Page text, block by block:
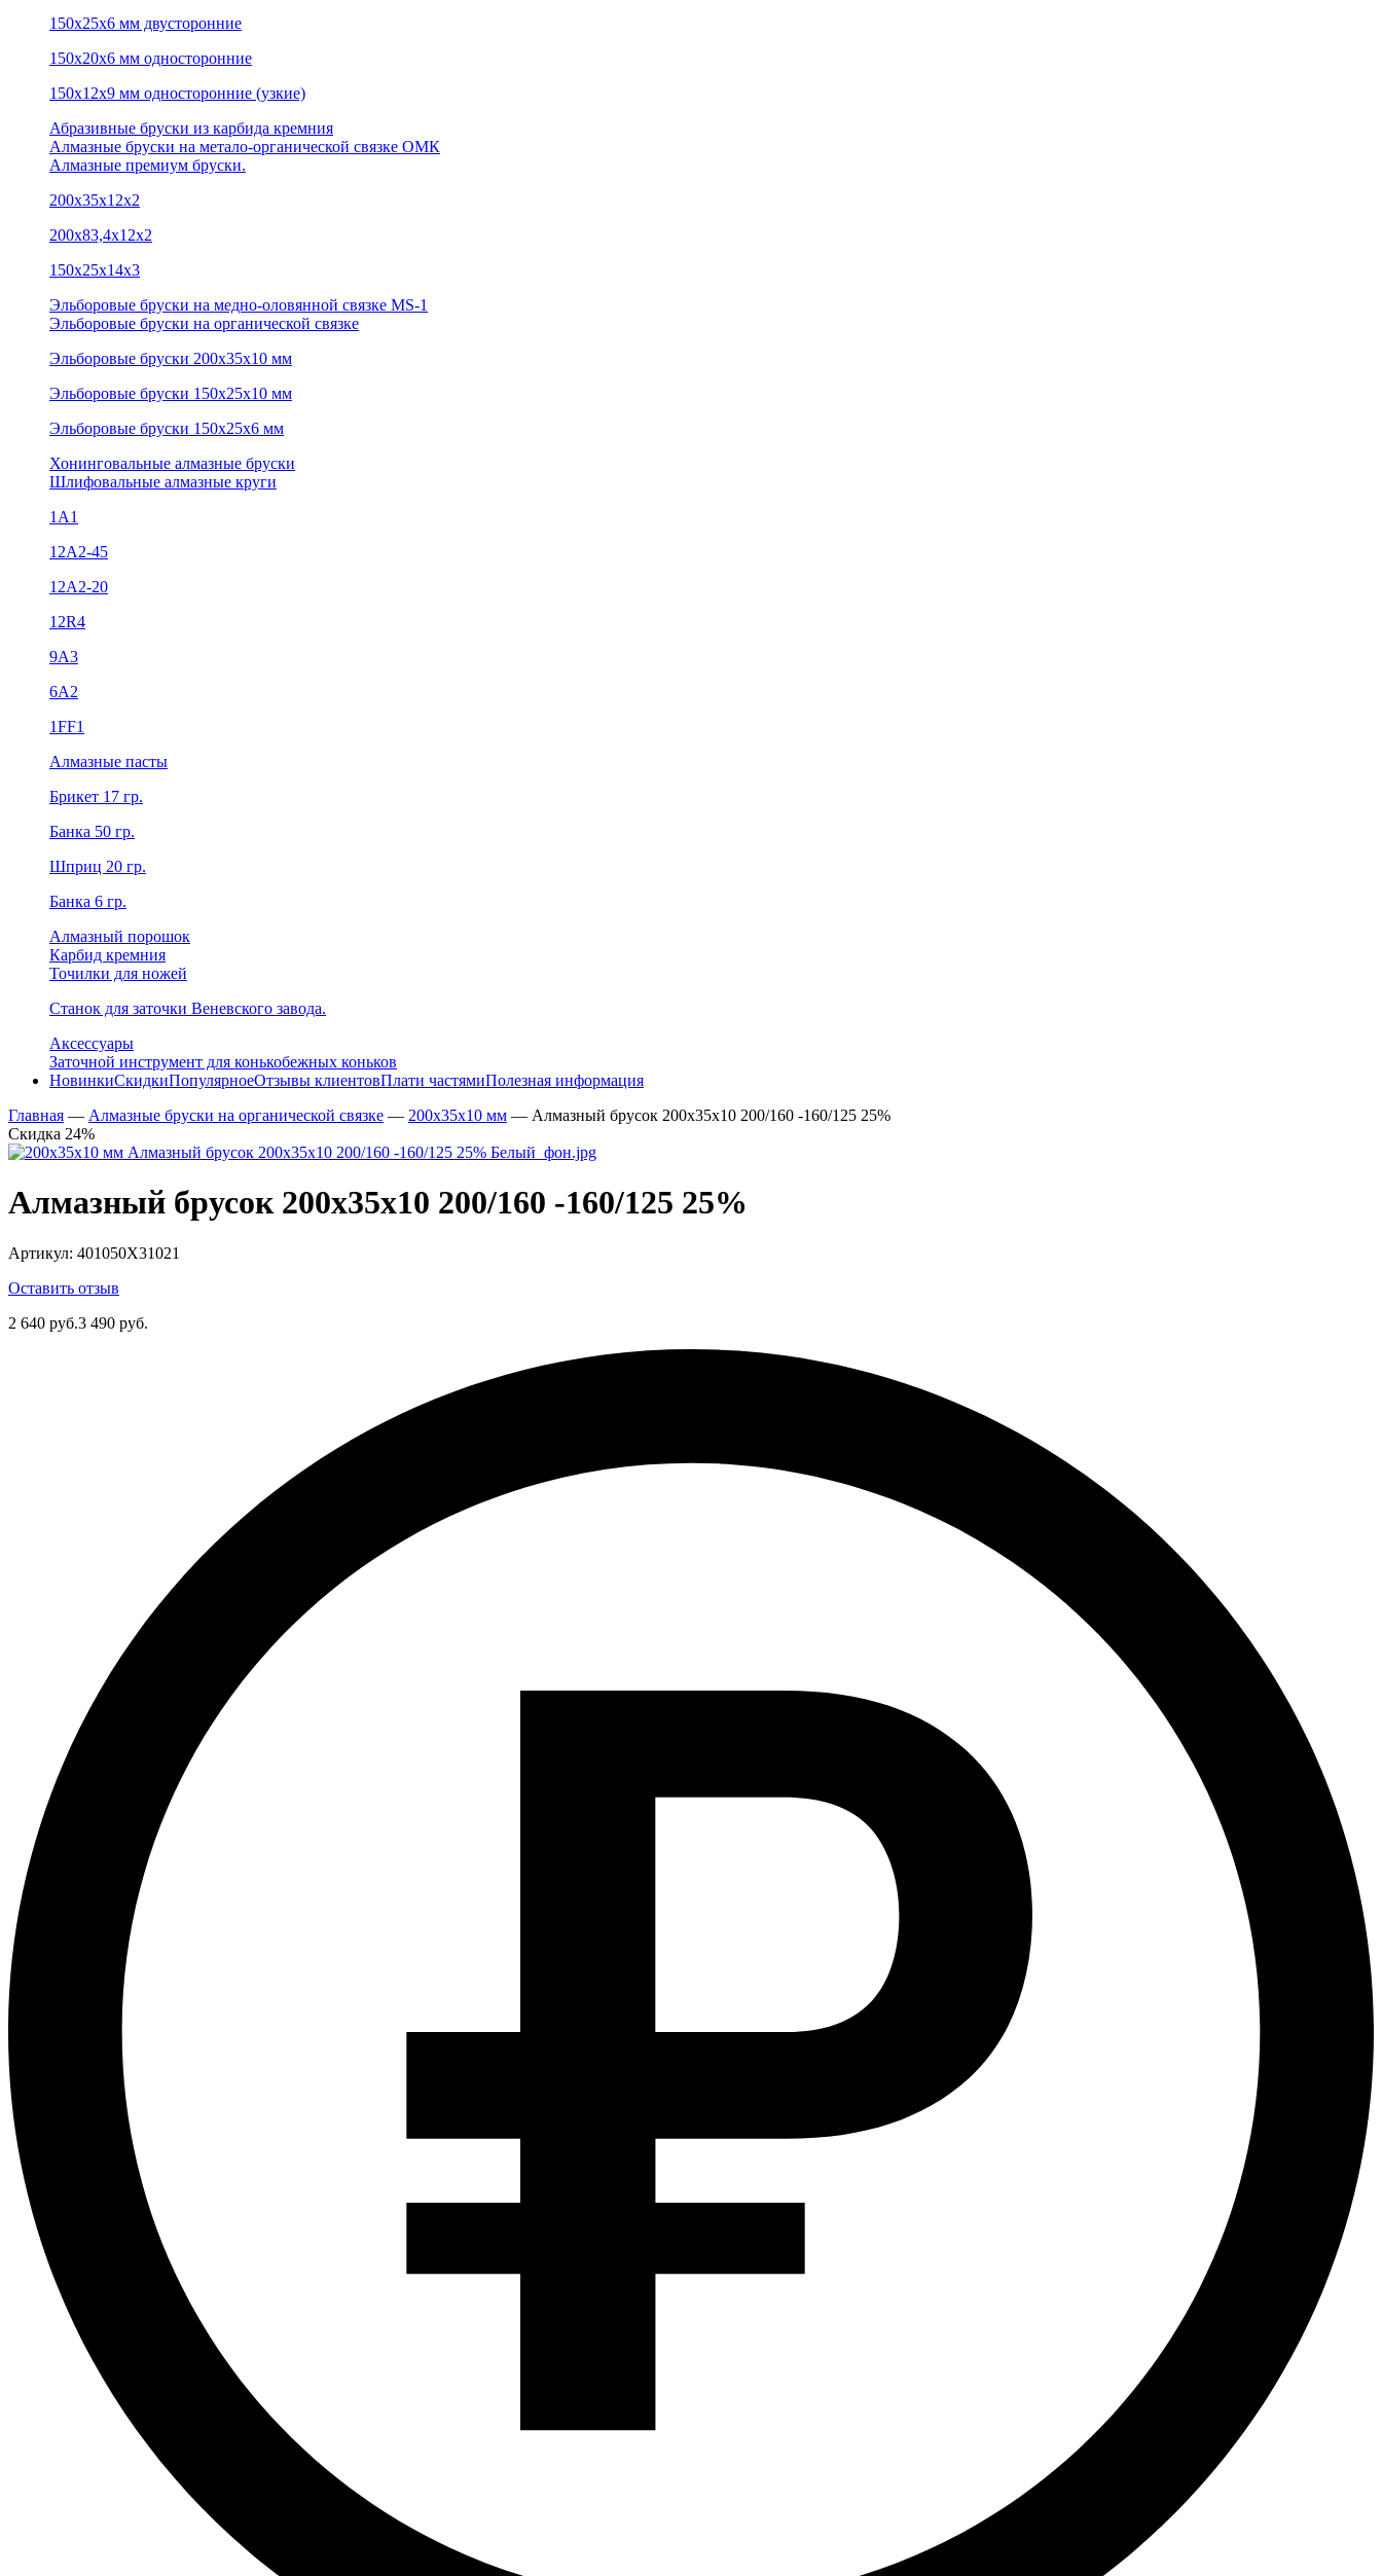
150х25х6 мм двусторонние
150х20х6 мм односторонние
150х12х9 мм односторонние (узкие)
Абразивные бруски из карбида кремния
Алмазные бруски на метало-органической связке ОМК
Алмазные премиум бруски.
200х35х12х2
200х83,4х12х2
150х25х14х3
Эльборовые бруски на медно-оловянной связке MS-1
Эльборовые бруски на органической связке
Эльборовые бруски 200х35х10 мм
Эльборовые бруски 150х25х10 мм
Эльборовые бруски 150х25х6 мм
Хонинговальные алмазные бруски
Шлифовальные алмазные круги
1А1
12A2-45
12А2-20
12R4
9А3
6А2
1FF1
Алмазные пасты
Брикет 17 гр.
Банка 50 гр.
Шприц 20 гр.
Банка 6 гр.
Алмазный порошок
Карбид кремния
Точилки для ножей
Станок для заточки Веневского завода.
Аксессуары
Заточной инструмент для конькобежных коньков
НовинкиСкидкиПопулярноеОтзывы клиентовПлати частямиПолезная информация
Главная — Алмазные бруски на органической связке — 200х35х10 мм — Алмазный брусок 200х35х10 200/160 -160/125 25%
Скидка 24%
Алмазный брусок 200х35х10 200/160 -160/125 25%
Артикул: 401050Х31021
Оставить отзыв
2 640 руб.3 490 руб.